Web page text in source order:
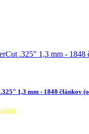
1,3 mm - 1848 článkov